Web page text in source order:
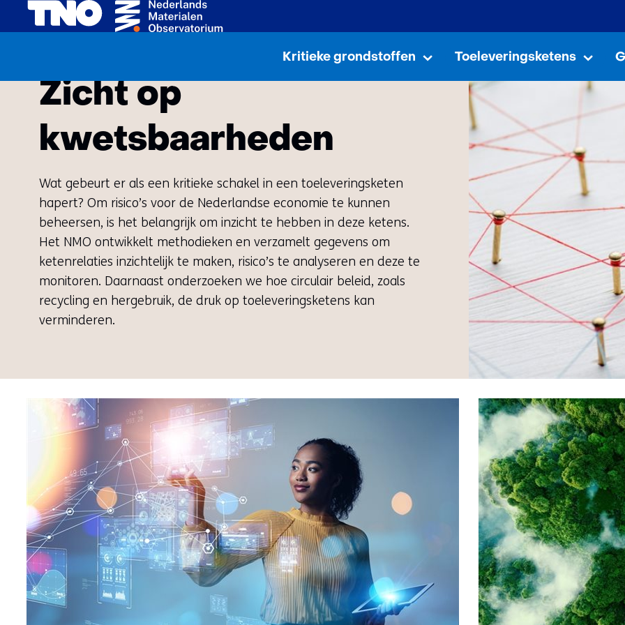
de
inhoud
Kritieke grondstoffen
Kritieke
grondstoffen
Uitklappen
Toeleveringsketens
Zicht op
kwetsbaarheden
Wat gebeurt er als een kritieke schakel in een toeleveringsketen
hapert? Om risico’s voor de Nederlandse economie te kunnen
beheersen, is het belangrijk om inzicht te hebben in deze ketens.
Het NMO ontwikkelt methodieken en verzamelt gegevens om
ketenrelaties inzichtelijk te maken, risico’s te analyseren en deze te
monitoren. Daarnaast onderzoeken we hoe circulair beleid, zoals
recycling en hergebruik, de druk op toeleveringsketens kan
verminderen.